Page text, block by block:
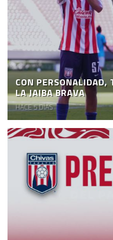
CON PERSONALIDAD,
LA JAIBA BRAVA
HACE 5 DÍAS